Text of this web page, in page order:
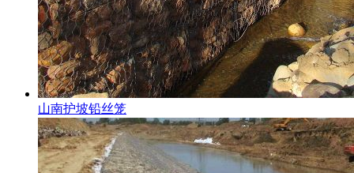
山南护坡铅丝笼